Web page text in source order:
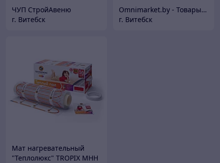
ЧУП СтройАвеню
г. Витебск
Omnimarket.by - Товары для дома и стройки с доставкой по Беларуси
г. Витебск
Мат нагревательный
"Теплолюкс" TROPIX МНН